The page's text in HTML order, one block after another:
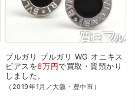
ブルガリ ブルガリ WG オニキス
ピアスを6万円で買取・質預かり
しました。
（2019年1月／大阪・豊中市）